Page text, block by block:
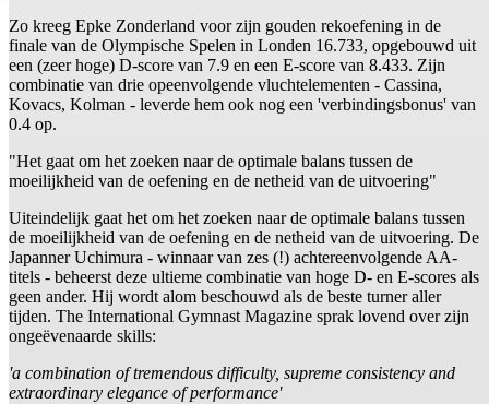
Zo kreeg Epke Zonderland voor zijn gouden rekoefening in de
finale van de Olympische Spelen in Londen 16.733, opgebouwd uit
een (zeer hoge) D-score van 7.9 en een E-score van 8.433. Zijn
combinatie van drie opeenvolgende vluchtelementen - Cassina,
Kovacs, Kolman - leverde hem ook nog een 'verbindingsbonus' van
0.4 op.
"Het gaat om het zoeken naar de optimale balans tussen de
moeilijkheid van de oefening en de netheid van de uitvoering"
Uiteindelijk gaat het om het zoeken naar de optimale balans tussen
de moeilijkheid van de oefening en de netheid van de uitvoering. De
Japanner Uchimura - winnaar van zes (!) achtereenvolgende AA-
titels - beheerst deze ultieme combinatie van hoge D- en E-scores als
geen ander. Hij wordt alom beschouwd als de beste turner aller
tijden. The International Gymnast Magazine sprak lovend over zijn
ongeëvenaarde skills:
'a combination of tremendous difficulty, supreme consistency and
extraordinary elegance of performance'